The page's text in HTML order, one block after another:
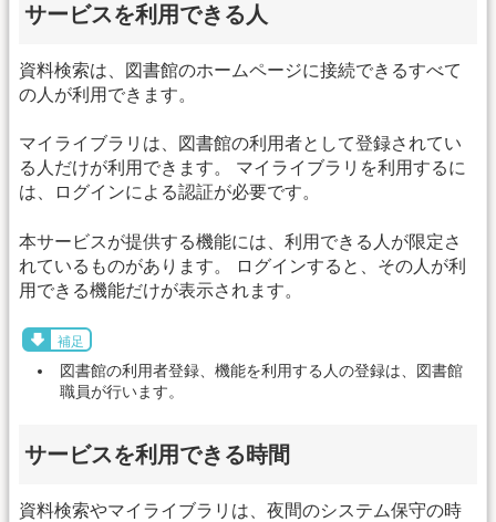
サービスを利用できる人
資料検索は、図書館のホームページに接続できるすべて
の人が利用できます。
マイライブラリは、図書館の利用者として登録されてい
る人だけが利用できます。 マイライブラリを利用するに
は、ログインによる認証が必要です。
本サービスが提供する機能には、利用できる人が限定さ
れているものがあります。 ログインすると、その人が利
用できる機能だけが表示されます。
補足
図書館の利用者登録、機能を利用する人の登録は、図書館
職員が行います。
サービスを利用できる時間
資料検索やマイライブラリは、夜間のシステム保守の時